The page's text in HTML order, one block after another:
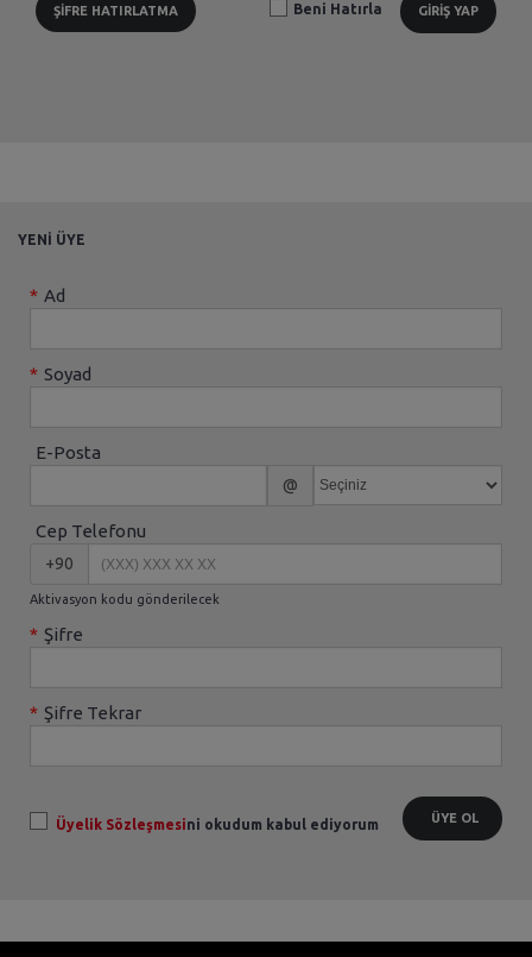
ŞİFRE HATIRLATMA Beni Hatırla GİRİŞ YAP
YENİ ÜYE
* Ad
* Soyad
E-Posta
@
Cep Telefonu
+90
Aktivasyon kodu gönderilecek
* Şifre
* Şifre Tekrar
Üyelik Sözleşmesini okudum kabul ediyorum ÜYE OL